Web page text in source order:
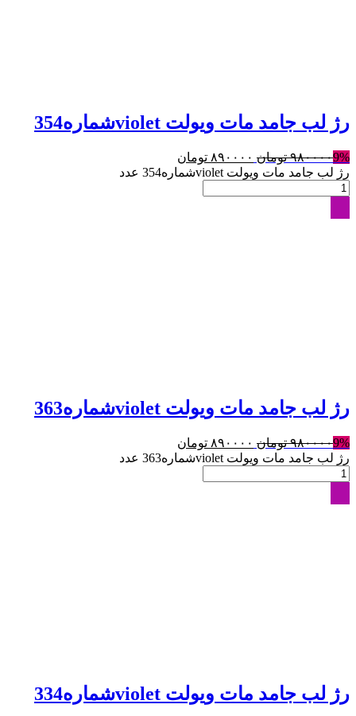
رژ لب جامد مات ویولت violetشماره354
9%۹۸۰۰۰۰ تومان ۸۹۰۰۰۰ تومان
رژ لب جامد مات ویولت violetشماره354 عدد
رژ لب جامد مات ویولت violetشماره363
9%۹۸۰۰۰۰ تومان ۸۹۰۰۰۰ تومان
رژ لب جامد مات ویولت violetشماره363 عدد
رژ لب جامد مات ویولت violetشماره334